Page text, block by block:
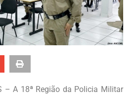
– A 18ª Região da Policia Militar